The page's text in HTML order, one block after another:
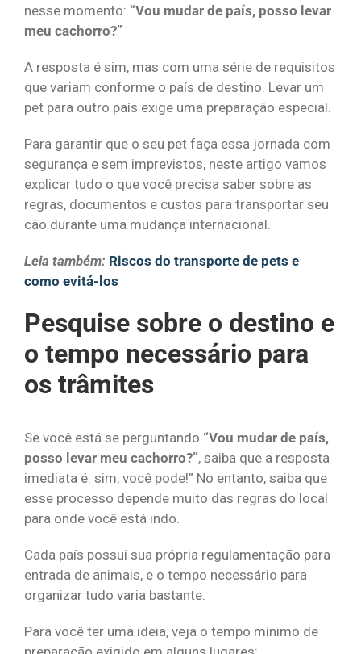
nesse momento: “Vou mudar de país, posso levar
meu cachorro?”
A resposta é sim, mas com uma série de requisitos
que variam conforme o país de destino. Levar um
pet para outro país exige uma preparação especial.
Para garantir que o seu pet faça essa jornada com
segurança e sem imprevistos, neste artigo vamos
explicar tudo o que você precisa saber sobre as
regras, documentos e custos para transportar seu
cão durante uma mudança internacional.
Leia também: Riscos do transporte de pets e
como evitá-los
Pesquise sobre o destino e
o tempo necessário para
os trâmites
Se você está se perguntando “Vou mudar de país,
posso levar meu cachorro?”, saiba que a resposta
imediata é: sim, você pode!” No entanto, saiba que
esse processo depende muito das regras do local
para onde você está indo.
Cada país possui sua própria regulamentação para
entrada de animais, e o tempo necessário para
organizar tudo varia bastante.
Para você ter uma ideia, veja o tempo mínimo de